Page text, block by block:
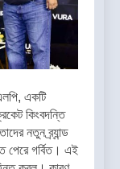
একটি
কিংবদন্তি
নতুন ব্র্যান্ড
পেরে গর্বিত। এই